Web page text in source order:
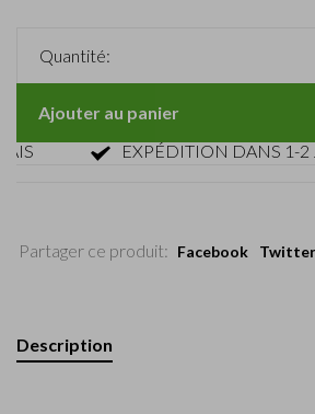
Quantité:
Ajouter au panier
EXPÉDITION DANS 1-2
Partager ce produit: Facebook Twitter
Description